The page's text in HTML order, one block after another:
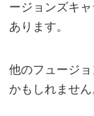
ージョンズキ
あります。
他のフュージ
かもしれません